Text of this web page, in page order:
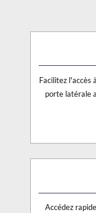
Facilitez l'accès
porte latérale
Accédez